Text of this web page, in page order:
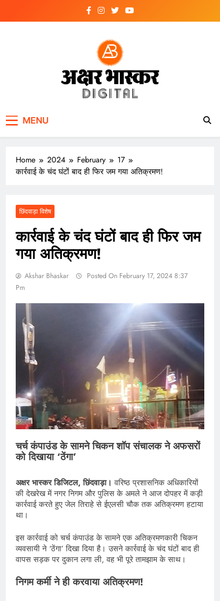
MENU
Home 2024 February
17
कार्रवाई के चंद घंटों बाद ही फिर जम गया अतिक्रमण!
छिंदवाड़ा विशेष
कार्रवाई के चंद घंटों बाद ही फिर जम
गया अतिक्रमण!
Akshar Bhaskar
Posted On February 17, 2024 8:37
Pm
चर्च कंपाउंड के सामने चिकन शॉप संचालक ने अफसरों
को दिखाया ‘ठेंगा’
अक्षर भास्कर डिजिटल, छिंदवाड़ा। वरिष्ठ प्रशासनिक अधिकारियों
की देखरेख में नगर निगम और पुलिस के अमले ने आज दोपहर में कड़ी
कार्रवाई करते हुए जेल तिराहे से ईएलसी चौक तक अतिक्रमण हटाया
था।
इस कार्रवाई को चर्च कंपाउंड के सामने एक अतिक्रमणकारी चिकन
व्यवसायी ने ‘ठेंगा’ दिखा दिया है। उसने कार्रवाई के चंद घंटों बाद ही
वापस सड़क पर दुकान लगा ली, वह भी पूरे तामझाम के साथ।
निगम कर्मी ने ही करवाया अतिक्रमण!